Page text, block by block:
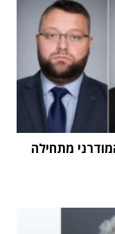
מתחילה